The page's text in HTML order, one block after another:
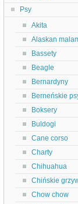
Psy
Akita
Alaskan
Bassety
Beagle
Bernardyny
Berneńskie
Boksery
Buldogi
Cane corso
Charty
Chihuahua
Chińskie
Chow chow